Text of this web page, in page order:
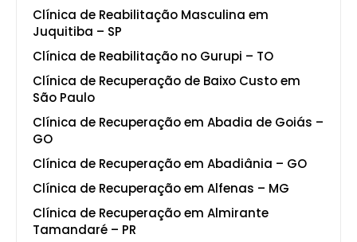
Clínica de Reabilitação Masculina em
Juquitiba – SP
Clínica de Reabilitação no Gurupi – TO
Clínica de Recuperação de Baixo Custo em
São Paulo
Clínica de Recuperação em Abadia de Goiás –
GO
Clínica de Recuperação em Abadiânia – GO
Clínica de Recuperação em Alfenas – MG
Clínica de Recuperação em Almirante
Tamandaré – PR